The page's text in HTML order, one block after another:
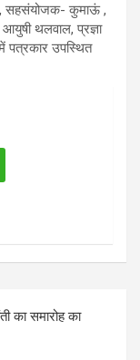
सहसंयोजक- कुमाऊं ,
थलवाल, प्रज्ञा
पत्रकार उपस्थित
का समारोह का